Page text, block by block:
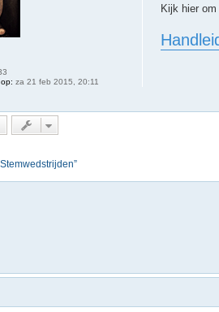
za 21 feb 2015, 20:11
r
i
h
t
Kijk hier